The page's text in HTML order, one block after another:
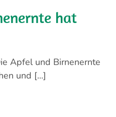
hat
Apfel und Birnenernte
und [...]